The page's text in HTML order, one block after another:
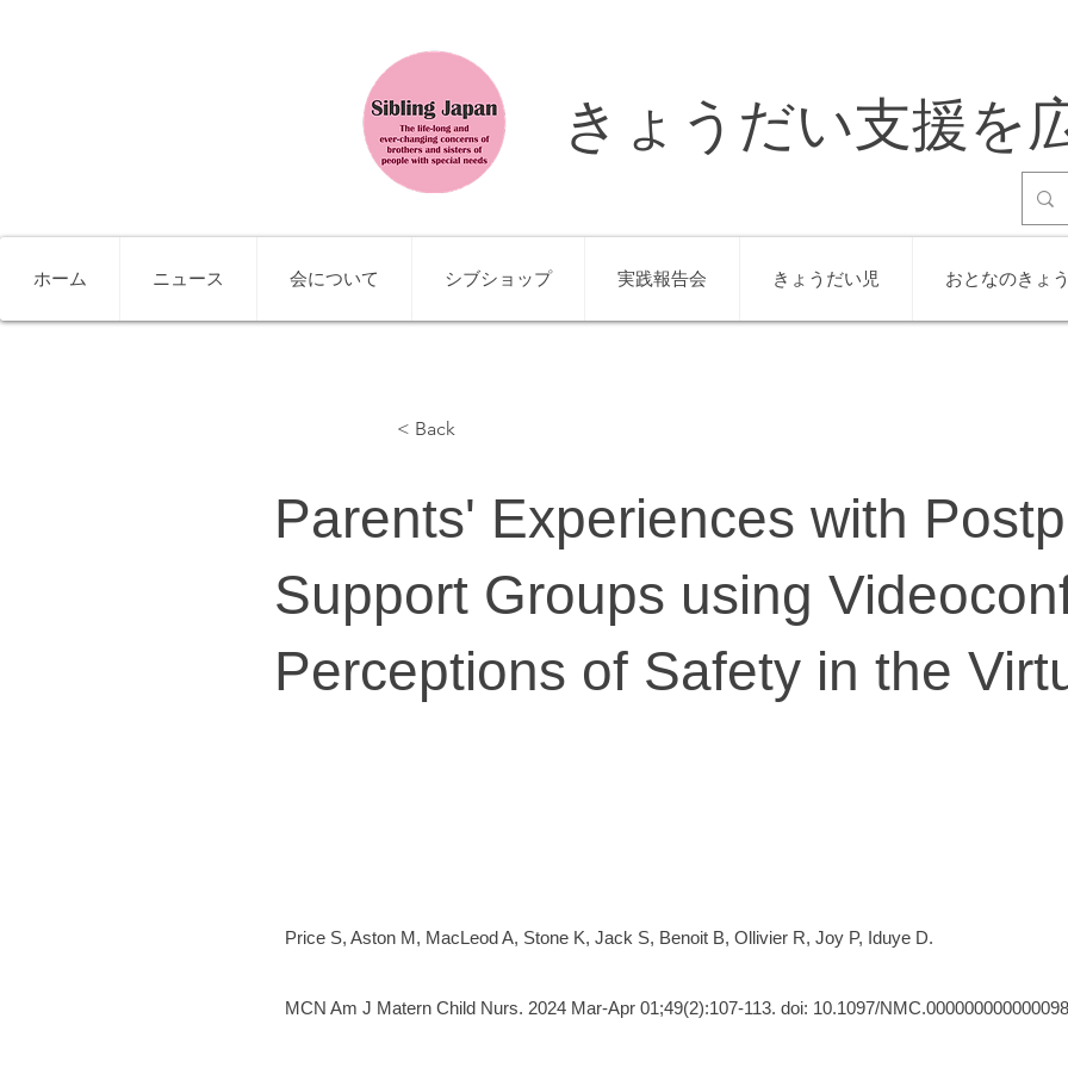
きょうだい支援を
ホーム ニュース 会について シブショップ 実践報告会 きょうだい児 おとなのきょ
< Back
Parents' Experiences with
Support Groups using
Perceptions of Safety in the
Price S, Aston M, MacLeod A, Stone K, Jack S, Benoit B, Ollivier R, Joy P, Iduye D.
MCN Am J Matern Child Nurs. 2024 Mar-Apr 01;49(2):107-113. doi: 10.1097/